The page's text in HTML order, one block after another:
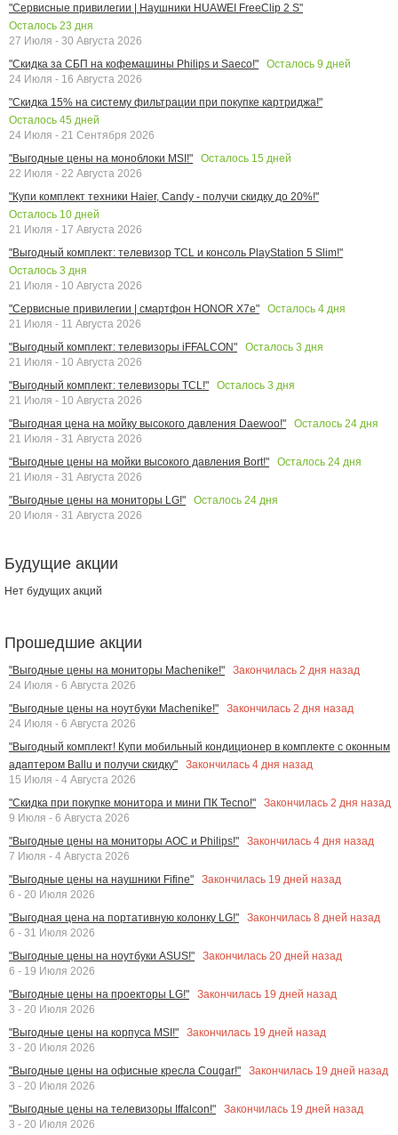
"Сервисные привилегии | Наушники HUAWEI FreeClip 2 S"
Осталось 23 дня
27 Июля - 30 Августа 2026
"Скидка за СБП на кофемашины Philips и Saeco!"
Осталось 9 дней
24 Июля - 16 Августа 2026
"Скидка 15% на систему фильтрации при покупке картриджа!"
Осталось 45 дней
24 Июля - 21 Сентября 2026
"Выгодные цены на моноблоки MSI!"
Осталось 15 дней
22 Июля - 22 Августа 2026
"Купи комплект техники Haier, Candy - получи скидку до 20%!"
Осталось 10 дней
21 Июля - 17 Августа 2026
"Выгодный комплект: телевизор TCL и консоль PlayStation 5 Slim!"
Осталось 3 дня
21 Июля - 10 Августа 2026
"Сервисные привилегии | смартфон HONOR X7e"
Осталось 4 дня
21 Июля - 11 Августа 2026
"Выгодный комплект: телевизоры iFFALCON"
Осталось 3 дня
21 Июля - 10 Августа 2026
"Выгодный комплект: телевизоры TCL!"
Осталось 3 дня
21 Июля - 10 Августа 2026
"Выгодная цена на мойку высокого давления Daewoo!"
Осталось 24 дня
21 Июля - 31 Августа 2026
"Выгодные цены на мойки высокого давления Bort!"
Осталось 24 дня
21 Июля - 31 Августа 2026
"Выгодные цены на мониторы LG!"
Осталось 24 дня
20 Июля - 31 Августа 2026
Будущие акции
Нет будущих акций
Прошедшие акции
"Выгодные цены на мониторы Machenike!" Закончилась 2 дня назад
24 Июля - 6 Августа 2026
"Выгодные цены на ноутбуки Machenike!"
Закончилась 2 дня назад
24 Июля - 6 Августа 2026
"Выгодный комплект! Купи мобильный кондиционер в комплекте с оконным
адаптером Ballu и получи скидку"
Закончилась 4 дня назад
15 Июля - 4 Августа 2026
"Скидка при покупке монитора и мини ПК Tecno!"
Закончилась 2 дня назад
9 Июля - 6 Августа 2026
"Выгодные цены на мониторы AOC и Philips!"
Закончилась 4 дня назад
7 Июля - 4 Августа 2026
"Выгодные цены на наушники Fifine"
Закончилась 19 дней назад
6 - 20 Июля 2026
"Выгодная цена на портативную колонку LG!"
Закончилась 8 дней назад
6 - 31 Июля 2026
"Выгодные цены на ноутбуки ASUS!"
Закончилась 20 дней назад
6 - 19 Июля 2026
"Выгодные цены на проекторы LG!"
Закончилась 19 дней назад
3 - 20 Июля 2026
"Выгодные цены на корпуса MSI!"
Закончилась 19 дней назад
3 - 20 Июля 2026
"Выгодные цены на офисные кресла Cougar!"
Закончилась 19 дней назад
3 - 20 Июля 2026
"Выгодные цены на телевизоры Iffalcon!"
Закончилась 19 дней назад
3 - 20 Июля 2026